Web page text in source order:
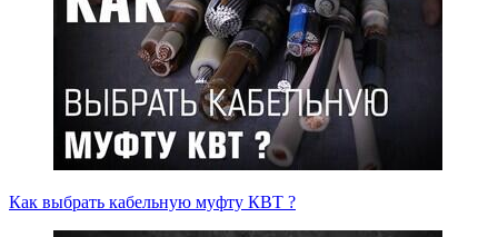
Как выбрать кабельную муфту КВТ ?